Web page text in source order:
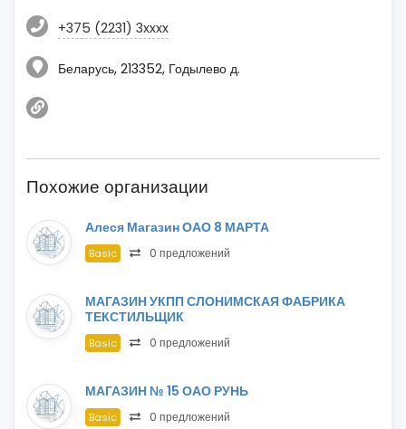
+375 (2231) 3xxxx
Беларусь, 213352, Годылево д.
Похожие организации
Алеся Магазин ОАО 8 МАРТА
Basic 0 предложений
МАГАЗИН УКПП СЛОНИМСКАЯ ФАБРИКА
ТЕКСТИЛЬЩИК
Basic 0 предложений
МАГАЗИН № 15 ОАО РУНЬ
Basic 0 предложений